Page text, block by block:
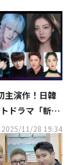
主演作！日韓
ドラマ「斬
2025/11/28 19:34